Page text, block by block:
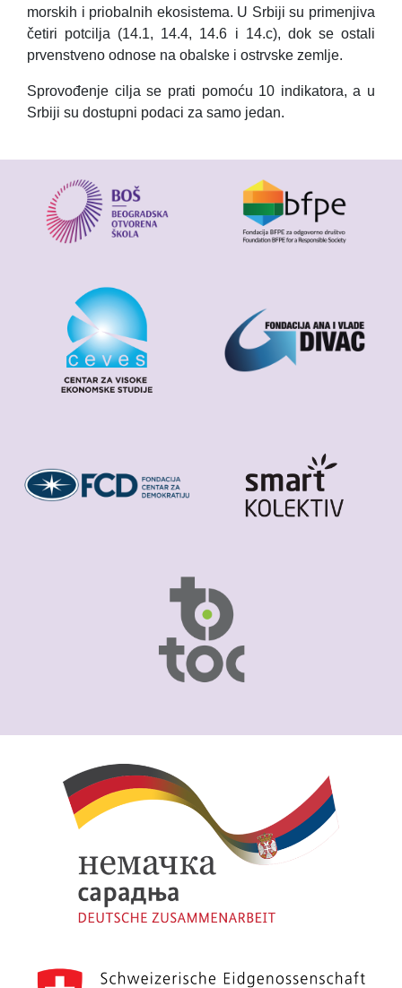
morskih i priobalnih ekosistema. U Srbiji su primenjiva
četiri potcilja (14.1, 14.4, 14.6 i 14.c), dok se ostali
prvenstveno odnose na obalske i ostrvske zemlje.
Sprovođenje cilja se prati pomoću 10 indikatora, a u
Srbiji su dostupni podaci za samo jedan.